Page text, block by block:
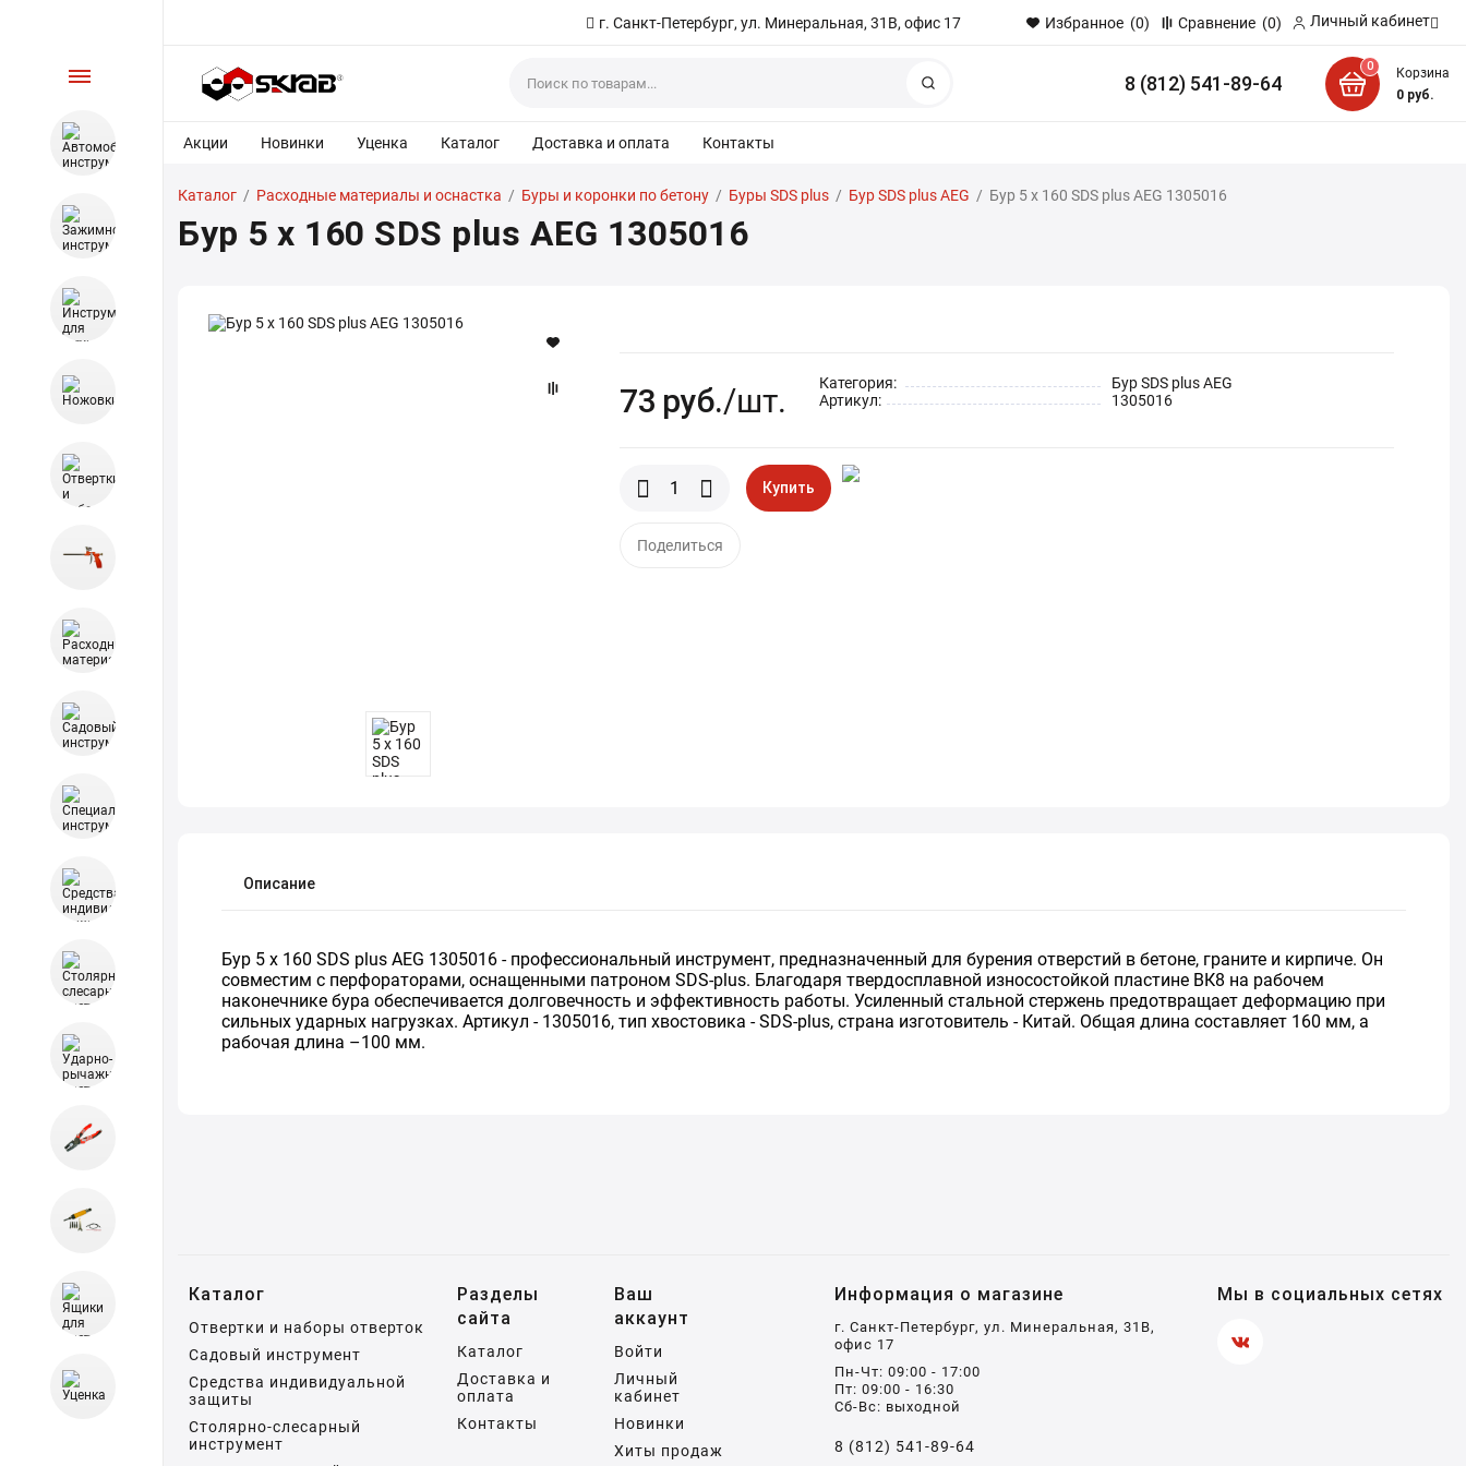
г. Санкт-Петербург, ул. Минеральная, 31В, офис 17 Избранное (0) Сравнение (0) Личный кабинет
8 (812) 541-89-64
0
Корзина
0руб.
Акции Новинки Уценка Каталог Доставка и оплата Контакты
Каталог / Расходные материалы и оснастка / Буры и коронки по бетону / Буры SDS plus / Бур SDS plus AEG / Бур 5 x 160 SDS plus AEG 1305016
Бур 5 x 160 SDS plus AEG 1305016
73 руб./шт. Категория:
Бур SDS plus AEG
Артикул:
1305016
Купить
Поделиться
Описание
Бур 5 x 160 SDS plus AEG 1305016 - профессиональный инструмент, предназначенный для бурения отверстий в бетоне, граните и кирпиче. Он
совместим с перфораторами, оснащенными патроном SDS-plus. Благодаря твердосплавной износостойкой пластине ВК8 на рабочем
наконечнике бура обеспечивается долговечность и эффективность работы. Усиленный стальной стержень предотвращает деформацию при
сильных ударных нагрузках. Артикул - 1305016, тип хвостовика - SDS-plus, страна изготовитель - Китай. Общая длина составляет 160 мм, а
рабочая длина –100 мм.
Каталог
Отвертки и наборы отверток
Садовый инструмент
Средства индивидуальной
защиты
Столярно-слесарный
инструмент
Разделы
сайта
Каталог
Доставка и
оплата
Контакты
Ваш
аккаунт
Войти
Личный
кабинет
Новинки
Хиты продаж
Информация о магазине
г. Санкт-Петербург, ул. Минеральная, 31В,
офис 17
Пн-Чт: 09:00 - 17:00
Пт: 09:00 - 16:30
Сб-Вс: выходной
8 (812) 541-89-64
Мы в социальных сетях